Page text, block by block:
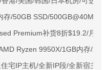
存/50GB SSD/
Premium补货8折$19.2/月起
Ryzen 9950X/1GB内存/
宅IP主机/全新IP段/全新宿主机